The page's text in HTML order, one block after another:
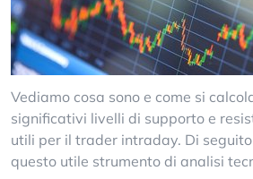
Vediamo cosa sono e come si
significativi livelli di supporto e
utili per il trader intraday. Di
questo utile strumento di analisi